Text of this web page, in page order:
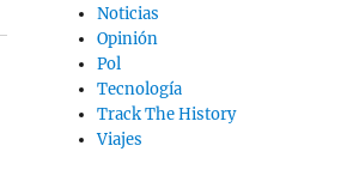
Noticias
Opinión
Pol
Tecnología
Track The History
Viajes